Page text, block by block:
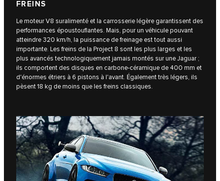
FREINS
Le moteur V8 suralimenté et la carrosserie légère garantissent des
performances époustouflantes. Mais, pour un véhicule pouvant
atteindre 320 km/h, la puissance de freinage est tout aussi
importante. Les freins de la Project 8 sont les plus larges et les
plus avancés technologiquement jamais montés sur une Jaguar ;
ils comportent des disques en carbone-céramique de 400 mm et
d'énormes étriers à 6 pistons à l'avant. Également très légers, ils
pèsent 18 kg de moins que les freins classiques.